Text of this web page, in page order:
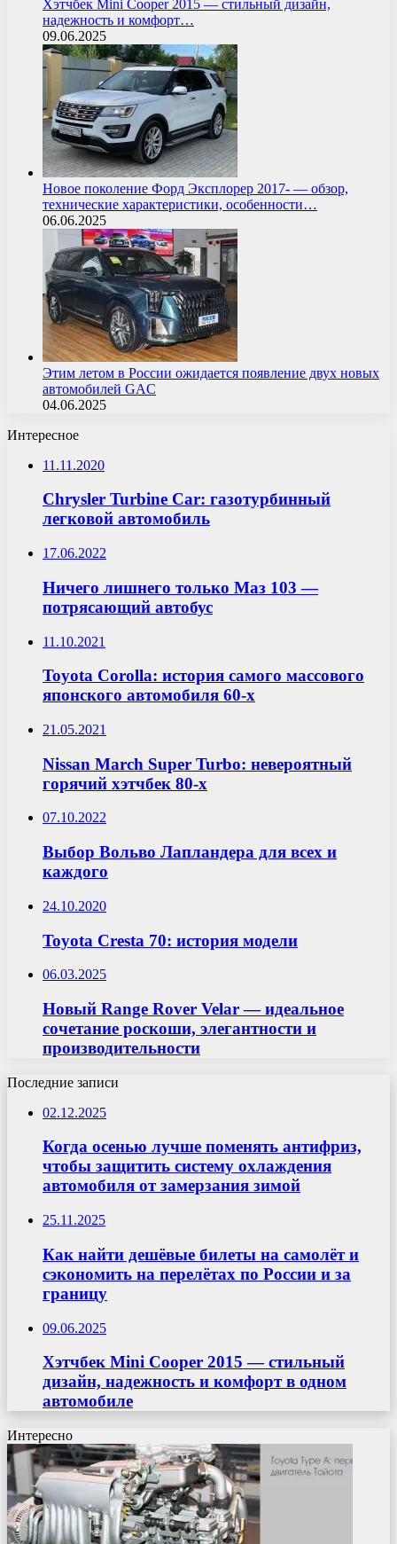
Хэтчбек Mini Cooper 2015 — стильный дизайн,
надежность и комфорт…
09.06.2025
Новое поколение Форд Эксплорер 2017- — обзор,
технические характеристики, особенности…
06.06.2025
Этим летом в России ожидается появление двух новых
автомобилей GAC
04.06.2025
Интересное
11.11.2020
Chrysler Turbine Car: газотурбинный
легковой автомобиль
17.06.2022
Ничего лишнего только Маз 103 —
потрясающий автобус
11.10.2021
Toyota Corolla: история самого массового
японского автомобиля 60-х
21.05.2021
Nissan March Super Turbo: невероятный
горячий хэтчбек 80-х
07.10.2022
Выбор Вольво Лапландера для всех и
каждого
24.10.2020
Toyota Cresta 70: история модели
06.03.2025
Новый Range Rover Velar — идеальное
сочетание роскоши, элегантности и
производительности
Последние записи
02.12.2025
Когда осенью лучше поменять антифриз,
чтобы защитить систему охлаждения
автомобиля от замерзания зимой
25.11.2025
Как найти дешёвые билеты на самолёт и
сэкономить на перелётах по России и за
границу
09.06.2025
Хэтчбек Mini Cooper 2015 — стильный
дизайн, надежность и комфорт в одном
автомобиле
Интересно